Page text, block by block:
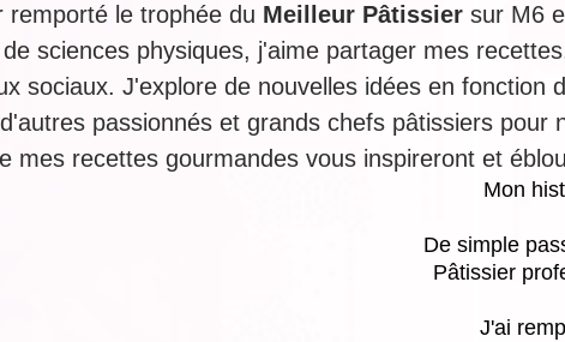
remporté le trophée du Meilleur Pâtissier sur M6
sciences physiques, j'aime partager mes
sociaux. J'explore de nouvelles idées en
passionnés et grands chefs pâtissiers
mes recettes gourmandes vous inspireront et
Mon
De simple
Pâtissier
J'ai